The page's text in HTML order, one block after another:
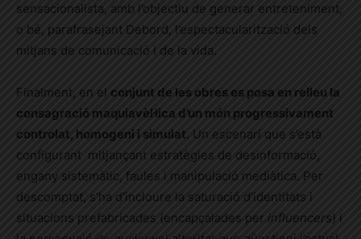
sensacionalista, amb l’objectiu de generar entreteniment,
o bé, parafrasejant Debord, l’espectacularització dels
mitjans de comunicació i de la vida.
Finalment, en el conjunt de les obres es posa en relleu la
consagració maquiavèl·lica d’un món progressivament
controlat, homogeni i simulat. Un escenari que s’està
configurant mitjançant estratègies de desinformació,
engany sistemàtic, faules i manipulació mediàtica. Per
descomptat, s’ha d’incloure la saturació d’identitats i
situacions prefabricades (encapçalades per influencers) i